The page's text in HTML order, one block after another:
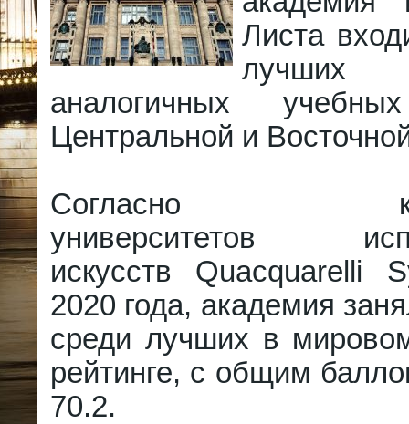
Листа
аналогичных
Центральной и
Согласно
университетов
искусств Quacquarelli
2020 года, академия
среди лучших в
рейтинге, с общим
70.2.